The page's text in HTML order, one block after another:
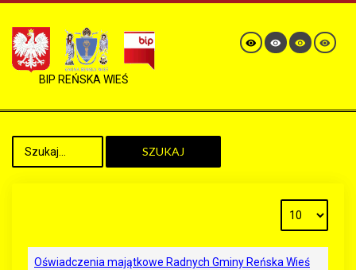
BIP REŃSKA WIEŚ
SZUKAJ
Oświadczenia majątkowe Radnych Gminy Reńska Wieś